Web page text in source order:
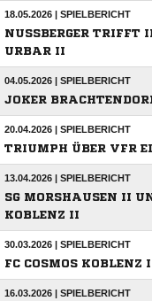
18.05.2026 | SPIELBERICHT
NUSSBERGER TRIFFT
URBAR II
04.05.2026 | SPIELBERICHT
JOKER
20.04.2026 | SPIELBERICHT
TRIUMPH ÜBER VFR
13.04.2026 | SPIELBERICHT
SG MORSHAUSEN II
KOBLENZ II
30.03.2026 | SPIELBERICHT
FC COSMOS
16.03.2026 | SPIELBERICHT